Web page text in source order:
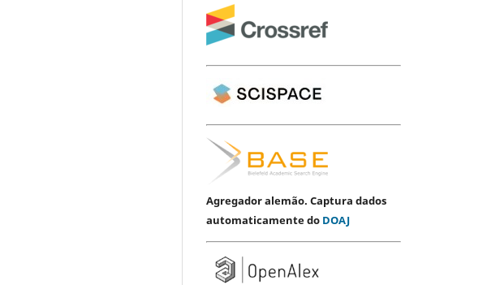
Agregador alemão. Captura dados
automaticamente do DOAJ